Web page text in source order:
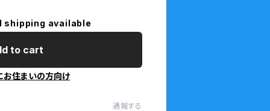
shipping available
to cart
お住まいの方向け
通報する